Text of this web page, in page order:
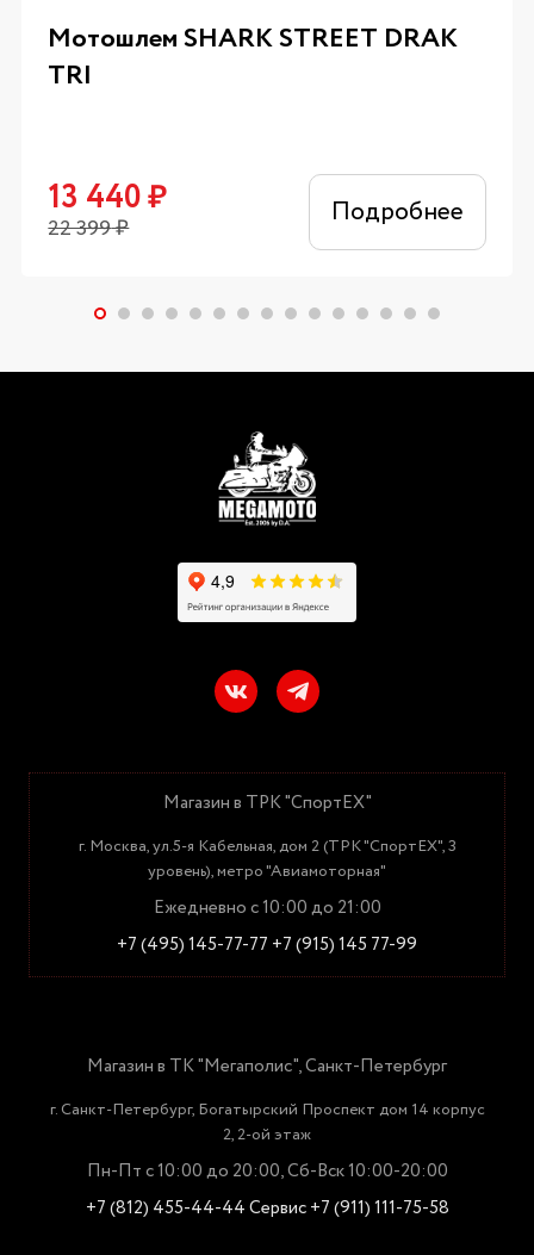
Мотошлем SHARK STREET DRAK
TRI
13 440₽
22 399₽ Подробнее
Магазин в ТРК "СпортЕХ"
г. Москва, ул.5-я Кабельная, дом 2 (ТРК "СпортЕХ", 3
уровень), метро "Авиамоторная"
Ежедневно с 10:00 до 21:00
+7 (495) 145-77-77 +7 (915) 145 77-99
Магазин в ТК "Мегаполис", Санкт-Петербург
г. Санкт-Петербург, Богатырский Проспект дом 14 корпус
2, 2-ой этаж
Пн-Пт с 10:00 до 20:00, Сб-Вск 10:00-20:00
+7 (812) 455-44-44Сервис +7 (911) 111-75-58